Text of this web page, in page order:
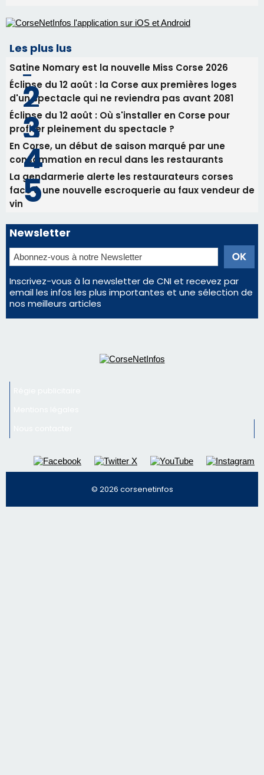
profiter pleinement du spectacle ?
consommation en recul dans les restaurants
La gendarmerie alerte les restaurateurs corses
face à une nouvelle escroquerie au faux vendeur de
vin
Newsletter
Inscrivez-vous à la newsletter de CNI et recevez par
email les infos les plus importantes et une sélection de
nos meilleurs articles
Régie publicitaire
Mentions légales
Nous contacter